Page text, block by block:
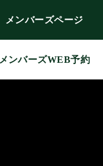
メンバーズページ
メンバーズWEB予約